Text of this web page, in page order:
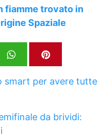
fiamme trovato in
Spaziale
smart per avere tutte
da brividi: